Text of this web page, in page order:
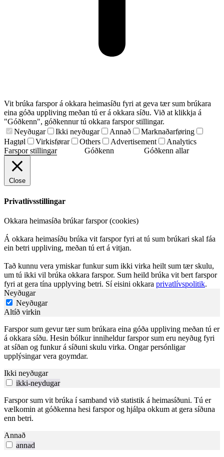
Vit brúka farspor á okkara heimasíðu fyri at geva tær sum brúkara
eina góða uppliving meðan tú er á okkara síðu. Við at klikkja á
"Góðkenn", góðkennur tú okkara farspor stillingar.
Neyðugar
Ikki neyðugar Annað
Marknaðarføring
Hagtøl
Virkisførar Others Advertisement
Analytics
Farspor stillingar
Góðkenn Góðkenn allar
Close
Privatlívsstillingar
Okkara heimasíða brúkar farspor (cookies)
Á okkara heimasíðu brúka vit farspor fyri at tú sum brúkari skal fáa
ein betri uppliving, meðan tú ert á vitjan.
Tað kunnu vera ymiskar funkur sum ikki virka heilt sum tær skulu,
um tú ikki vil brúka okkara farspor. Sum heild brúka vit bert farspor
fyri at gera tína upplyving betri. Sí eisini okkara privatlívspolitik.
Neyðugar
Neyðugar
Altíð virkin
Farspor sum gevur tær sum brúkara eina góða uppliving meðan tú er
á okkara síðu. Hesin bólkur inniheldur farspor sum eru neyðug fyri
at síðan og funkur á síðuni skulu virka. Ongar persónligar
upplýsingar vera goymdar.
Ikki neyðugar
ikki-neydugar
Farspor sum vit brúka í samband við statistik á heimasíðuni. Tú er
vælkomin at góðkenna hesi farspor og hjálpa okkum at gera síðuna
enn betri.
Annað
annad